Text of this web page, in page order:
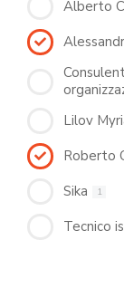
Alberto
Lilov
Roberto
Sika 1
Tecnico